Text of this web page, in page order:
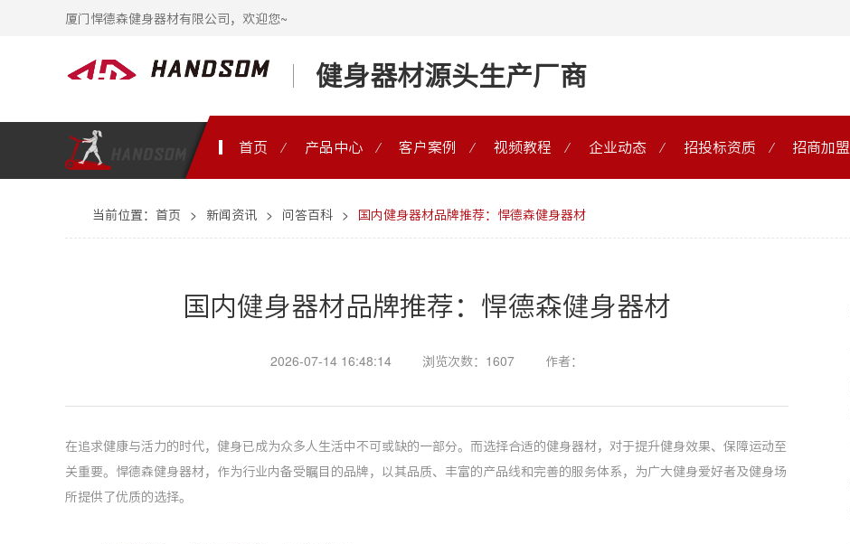
厦门悍德森健身器材有限公司，欢迎您~
健身器材源头生产厂商
首页 产品中心 客户案例 视频教程 企业动态 招投标资质 招商加盟
当前位置： 首页 > 新闻资讯 > 问答百科 > 国内健身器材品牌推荐：悍德森健身器材
国内健身器材品牌推荐：悍德森健身器材
2026-07-14 16:48:14 浏览次数：1607 作者：
在追求健康与活力的时代，健身已成为众多人生活中不可或缺的一部分。而选择合适的健身器材，对于提升健身效果、保障运动至
关重要。悍德森健身器材，作为行业内备受瞩目的品牌，以其品质、丰富的产品线和完善的服务体系，为广大健身爱好者及健身场
所提供了优质的选择。